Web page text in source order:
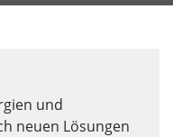
und
neuen Lösungen